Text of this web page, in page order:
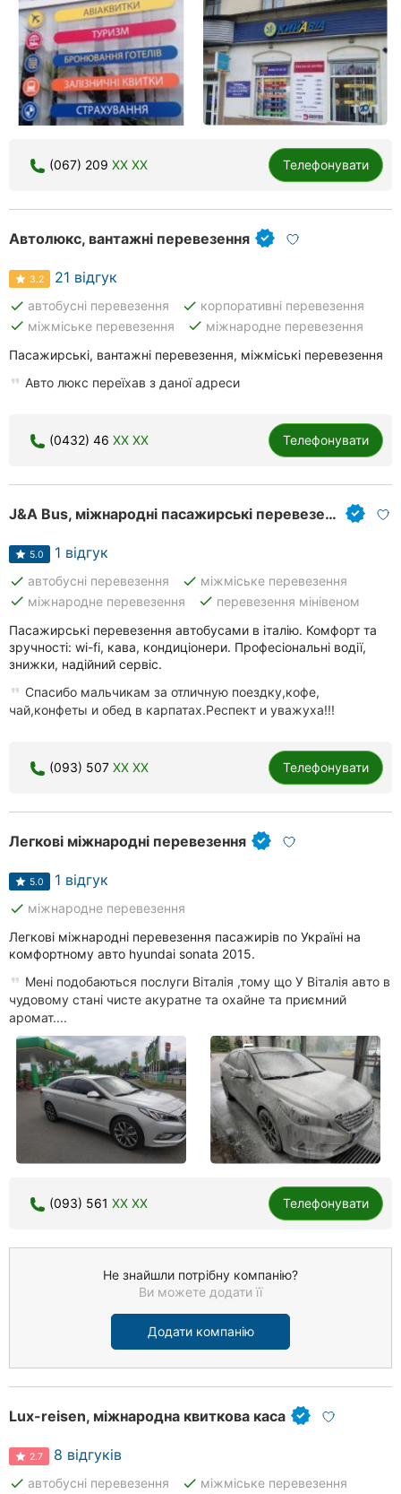
(067) 209 XX XX Телефонувати
Автолюкс, вантажні перевезення
3.2 21 відгук
done автобусні перевезення done корпоративні перевезення
done міжміське перевезення done міжнародне перевезення
Пасажирські, вантажні перевезення, міжміські перевезення
Авто люкс переїхав з даної адреси
(0432) 46 XX XX Телефонувати
J&A Bus, міжнародні пасажирські перевезення
5.0 1 відгук
done автобусні перевезення done міжміське перевезення
done міжнародне перевезення done перевезення мінівеном
Пасажирські перевезення автобусами в італію. Комфорт та
зручності: wi-fi, кава, кондиціонери. Професіональні водії,
знижки, надійний сервіс.
Спасибо мальчикам за отличную поездку,кофе,
чай,конфеты и обед в карпатах.Респект и уважуха!!!
(093) 507 XX XX Телефонувати
Легкові міжнародні перевезення
5.0 1 відгук
done міжнародне перевезення
Легкові міжнародні перевезення пасажирів по Україні на
комфортному авто hyundai sonata 2015.
Мені подобаються послуги Віталія ,тому що У Віталія авто в
чудовому стані чисте акуратне та охайне та приємний
аромат....
(093) 561 XX XX Телефонувати
Не знайшли потрібну компанію?
Ви можете додати її
Додати компанію
Lux-reisen, міжнародна квиткова каса
2.7 8 відгуків
done автобусні перевезення done міжміське перевезення